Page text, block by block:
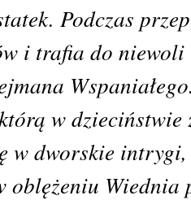
Podczas
i trafia do
w
w dworskie
oblężeniu Wiednia